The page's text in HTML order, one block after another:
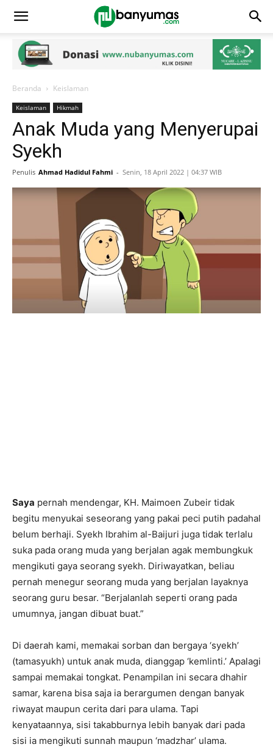
Beranda Keislaman
Keislaman Hikmah
Anak Muda yang Menyerupai
Syekh
Penulis Ahmad Hadidul Fahmi - Senin, 18 April 2022 | 04:37 WIB
Saya pernah mendengar, KH. Maimoen Zubeir tidak
begitu menyukai seseorang yang pakai peci putih padahal
belum berhaji. Syekh Ibrahim al-Baijuri juga tidak terlalu
suka pada orang muda yang berjalan agak membungkuk
mengikuti gaya seorang syekh. Diriwayatkan, beliau
pernah menegur seorang muda yang berjalan layaknya
seorang guru besar. “Berjalanlah seperti orang pada
umumnya, jangan dibuat buat.”
Di daerah kami, memakai sorban dan bergaya ‘syekh’
(tamasyukh) untuk anak muda, dianggap ‘kemlinti.’ Apalagi
sampai memakai tongkat. Penampilan ini secara dhahir
samar, karena bisa saja ia berargumen dengan banyak
riwayat maupun cerita dari para ulama. Tapi
kenyataannya, sisi takabburnya lebih banyak dari pada
sisi ia mengikuti sunnah maupun ‘madzhar’ ulama.